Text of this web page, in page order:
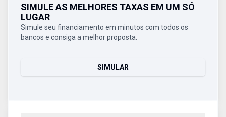
SIMULE AS MELHORES TAXAS EM UM SÓ
LUGAR
Simule seu financiamento em minutos com todos os
bancos e consiga a melhor proposta.
SIMULAR